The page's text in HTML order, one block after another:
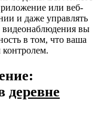
или веб-
и даже управлять
видеонаблюдения вы
в том, что ваша
деревне